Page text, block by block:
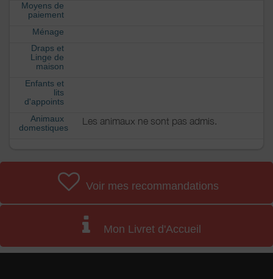
Moyens de
paiement
Ménage
Draps et
Linge de
maison
Enfants et
lits
d'appoints
Animaux
domestiques
Les animaux ne sont pas admis.
Voir mes recommandations
Mon Livret d'Accueil